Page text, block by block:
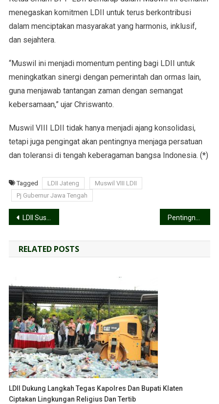
menegaskan komitmen LDII untuk terus berkontribusi
dalam menciptakan masyarakat yang harmonis, inklusif,
dan sejahtera.
“Muswil ini menjadi momentum penting bagi LDII untuk
meningkatkan sinergi dengan pemerintah dan ormas lain,
guna menjawab tantangan zaman dengan semangat
kebersamaan,” ujar Chriswanto.
Muswil VIII LDII tidak hanya menjadi ajang konsolidasi,
tetapi juga pengingat akan pentingnya menjaga persatuan
dan toleransi di tengah keberagaman bangsa Indonesia. (*)
Tagged LDII Jateng
Muswil VIII LDII
Pj Gubernur Jawa Tengah
LDII Susun Program Kerja 2025: Fokus pada Peningkatan SDM dan Kontribusi Nyata bagi Masyarakat
RELATED POSTS
LDII Dukung Langkah Tegas Kapolres Dan Bupati Klaten
Ciptakan Lingkungan Religius Dan Tertib